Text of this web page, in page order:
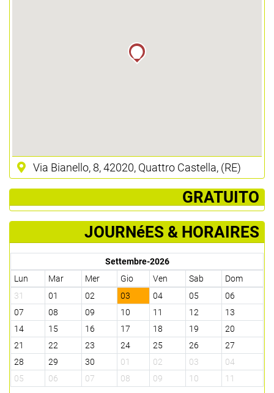
Via Bianello, 8, 42020, Quattro Castella, (RE)
­ GRATUITO
JOURNéES & HORAIRES
Settembre-2026
Lun
Mar Mer Gio Ven Sab
Dom
31
01 02 03 04 05
06
07
08 09 10 11 12
13
14
15 16 17 18 19
20
21
22 23 24 25 26
27
28
29 30 01 02 03
04
05
06 07 08 09 10 11